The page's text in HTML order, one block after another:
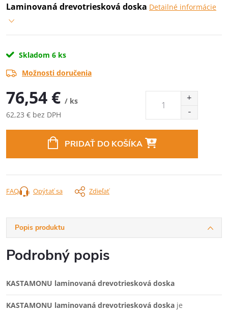
Laminovaná drevotriesková doska Detailné informácie
Skladom 6 ks
Možnosti doručenia
76,54 € / ks
62,23 € bez DPH
PRIDAŤ DO KOŠÍKA
Opýtať sa Zdieľať
FAQ
Popis produktu
Podrobný popis
KASTAMONU laminovaná drevotriesková doska
KASTAMONU laminovaná drevotriesková doska je